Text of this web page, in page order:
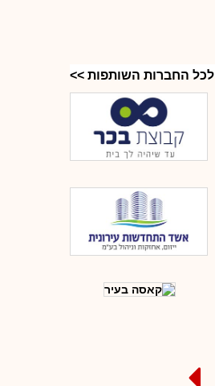
לכל החברות השותפות >>